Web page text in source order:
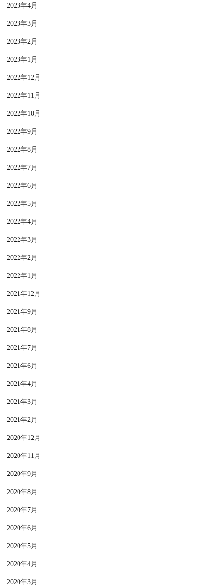
2023年4月
2023年3月
2023年2月
2023年1月
2022年12月
2022年11月
2022年10月
2022年9月
2022年8月
2022年7月
2022年6月
2022年5月
2022年4月
2022年3月
2022年2月
2022年1月
2021年12月
2021年9月
2021年8月
2021年7月
2021年6月
2021年4月
2021年3月
2021年2月
2020年12月
2020年11月
2020年9月
2020年8月
2020年7月
2020年6月
2020年5月
2020年4月
2020年3月